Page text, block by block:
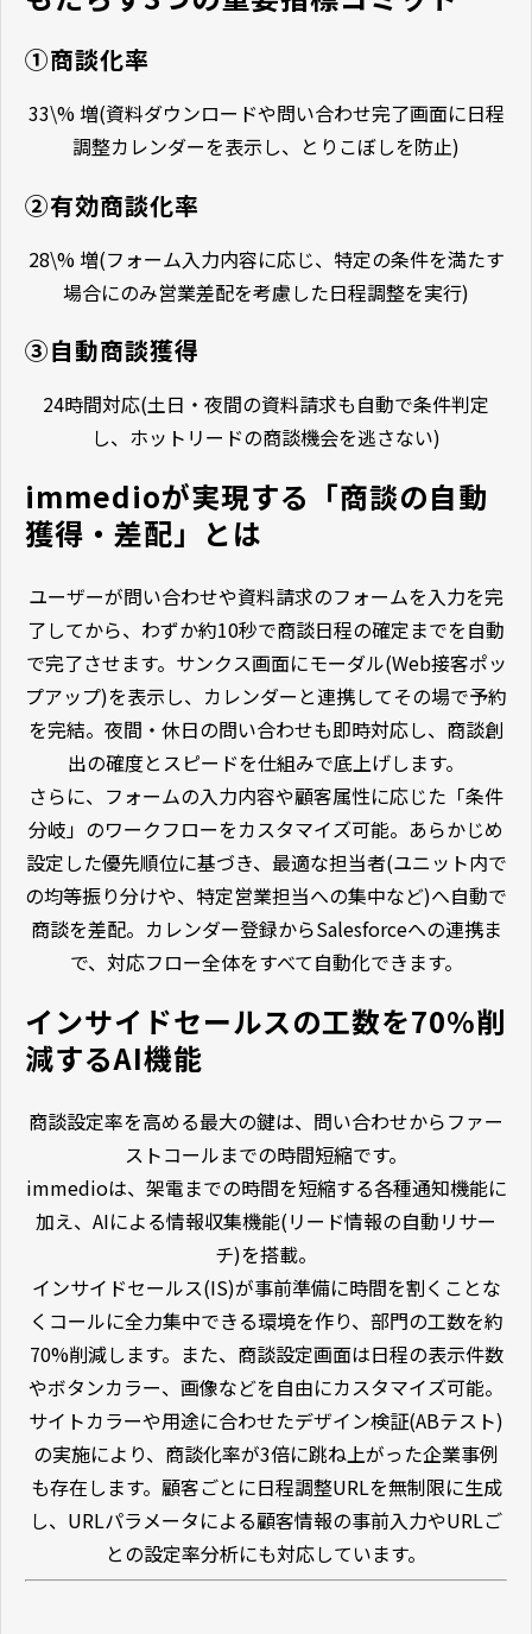
①商談化率
33\% 増(資料ダウンロードや問い合わせ完了画面に日程
調整カレンダーを表示し、とりこぼしを防止)
②有効商談化率
28\% 増(フォーム入力内容に応じ、特定の条件を満たす
場合にのみ営業差配を考慮した日程調整を実行)
③自動商談獲得
24時間対応(土日・夜間の資料請求も自動で条件判定
し、ホットリードの商談機会を逃さない)
immedioが実現する「商談の自動
獲得・差配」とは
ユーザーが問い合わせや資料請求のフォームを入力を完
了してから、わずか約10秒で商談日程の確定までを自動
で完了させます。サンクス画面にモーダル(Web接客ポッ
プアップ)を表示し、カレンダーと連携してその場で予約
を完結。夜間・休日の問い合わせも即時対応し、商談創
出の確度とスピードを仕組みで底上げします。
さらに、フォームの入力内容や顧客属性に応じた「条件
分岐」のワークフローをカスタマイズ可能。あらかじめ
設定した優先順位に基づき、最適な担当者(ユニット内で
の均等振り分けや、特定営業担当への集中など)へ自動で
商談を差配。カレンダー登録からSalesforceへの連携ま
で、対応フロー全体をすべて自動化できます。
インサイドセールスの工数を70%削
減するAI機能
商談設定率を高める最大の鍵は、問い合わせからファー
ストコールまでの時間短縮です。
immedioは、架電までの時間を短縮する各種通知機能に
加え、AIによる情報収集機能(リード情報の自動リサー
チ)を搭載。
インサイドセールス(IS)が事前準備に時間を割くことな
くコールに全力集中できる環境を作り、部門の工数を約
70%削減します。また、商談設定画面は日程の表示件数
やボタンカラー、画像などを自由にカスタマイズ可能。
サイトカラーや用途に合わせたデザイン検証(ABテスト)
の実施により、商談化率が3倍に跳ね上がった企業事例
も存在します。顧客ごとに日程調整URLを無制限に生成
し、URLパラメータによる顧客情報の事前入力やURLご
との設定率分析にも対応しています。